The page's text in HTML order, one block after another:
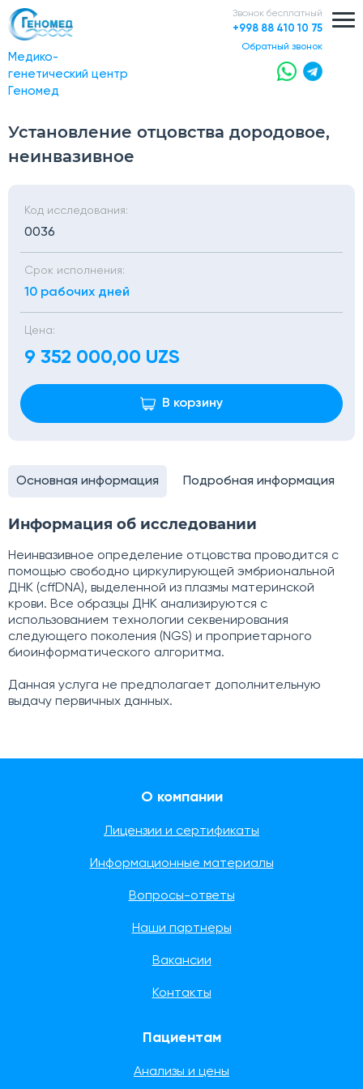
Медико-
генетический центр
Геномед
Звонок бесплатный
+998 88 410 10 75
обратный звонок
Установление отцовства дородовое,
неинвазивное
Основная информация Подробная информация
Информация об исследовании
Неинвазивное определение отцовства проводится с
помощью свободно циркулирующей эмбриональной
ДНК (сffDNA), выделенной из плазмы материнской
крови. Все образцы ДНК анализируются с
использованием технологии секвенирования
следующего поколения (NGS) и проприетарного
биоинформатического алгоритма.
Данная услуга не предполагает дополнительную
выдачу первичных данных.
Код исследования:
0036
Срок исполнения:
10 рабочих дней
Цена:
9 352 000,00 UZS
В корзину
О компании
Лицензии и сертификаты
Информационные материалы
Вопросы-ответы
Наши партнеры
Вакансии
Контакты
Пациентам
Анализы и цены